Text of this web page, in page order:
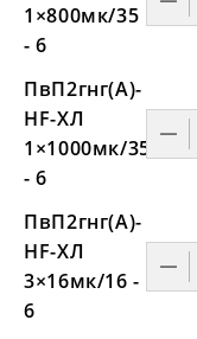
1×800мк/35
- 6
ПвП2гнг(А)-
HF-ХЛ
1×1000мк/35
- 6
ПвП2гнг(А)-
HF-ХЛ
3×16мк/16 -
6